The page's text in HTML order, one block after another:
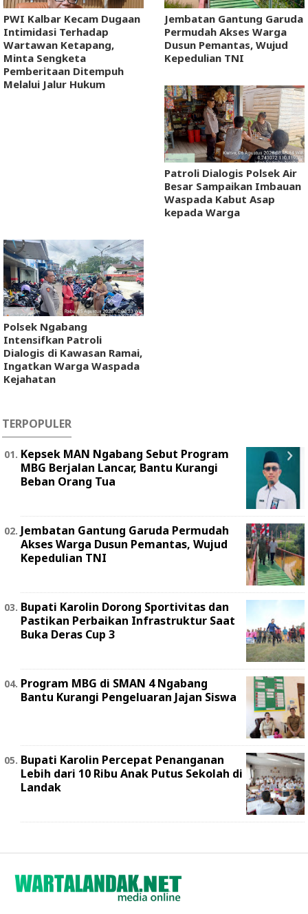
PWI Kalbar Kecam Dugaan
Intimidasi Terhadap
Wartawan Ketapang,
Minta Sengketa
Pemberitaan Ditempuh
Melalui Jalur Hukum
Jembatan Gantung Garuda
Permudah Akses Warga
Dusun Pemantas, Wujud
Kepedulian TNI
Patroli Dialogis Polsek Air
Besar Sampaikan Imbauan
Waspada Kabut Asap
kepada Warga
Polsek Ngabang
Intensifkan Patroli
Dialogis di Kawasan Ramai,
Ingatkan Warga Waspada
Kejahatan
TERPOPULER
Kepsek MAN Ngabang Sebut Program
MBG Berjalan Lancar, Bantu Kurangi
Beban Orang Tua
Jembatan Gantung Garuda Permudah
Akses Warga Dusun Pemantas, Wujud
Kepedulian TNI
Bupati Karolin Dorong Sportivitas dan
Pastikan Perbaikan Infrastruktur Saat
Buka Deras Cup 3
Program MBG di SMAN 4 Ngabang
Bantu Kurangi Pengeluaran Jajan Siswa
Bupati Karolin Percepat Penanganan
Lebih dari 10 Ribu Anak Putus Sekolah di
Landak